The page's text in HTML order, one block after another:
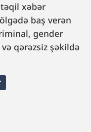
xəbər
baş verən
gender
qərəzsiz şəkildə